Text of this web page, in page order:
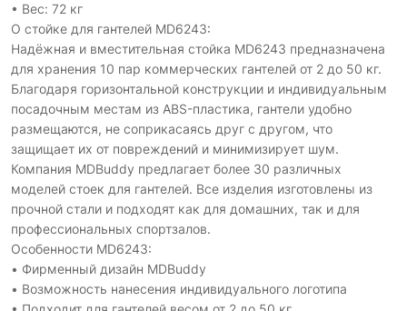
• Вес: 72 кг
О стойке для гантелей MD6243:
Надёжная и вместительная стойка MD6243 предназначена
для хранения 10 пар коммерческих гантелей от 2 до 50 кг.
Благодаря горизонтальной конструкции и индивидуальным
посадочным местам из ABS-пластика, гантели удобно
размещаются, не соприкасаясь друг с другом, что
защищает их от повреждений и минимизирует шум.
Компания MDBuddy предлагает более 30 различных
моделей стоек для гантелей. Все изделия изготовлены из
прочной стали и подходят как для домашних, так и для
профессиональных спортзалов.
Особенности MD6243:
• Фирменный дизайн MDBuddy
• Возможность нанесения индивидуального логотипа